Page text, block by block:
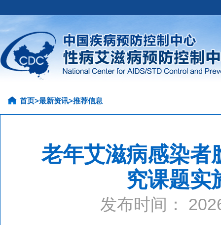
首页>最新资讯>推荐信息
老年艾滋病感染者
究课题实
发布时间：